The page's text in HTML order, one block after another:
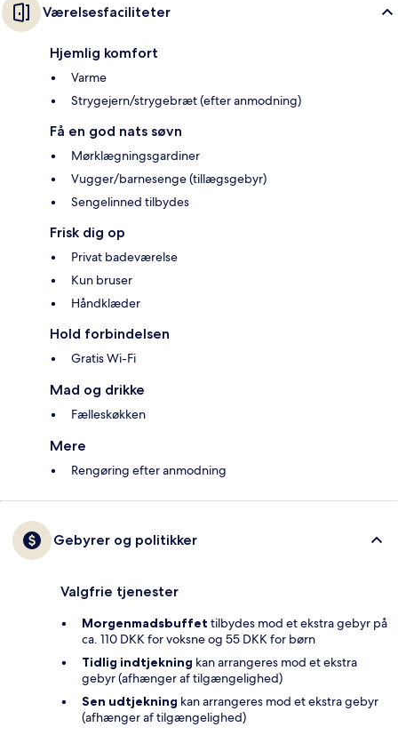
Værelsesfaciliteter
Hjemlig komfort
Varme
Strygejern/strygebræt (efter anmodning)
Få en god nats søvn
Mørklægningsgardiner
Vugger/barnesenge (tillægsgebyr)
Sengelinned tilbydes
Frisk dig op
Privat badeværelse
Kun bruser
Håndklæder
Hold forbindelsen
Gratis Wi-Fi
Mad og drikke
Fælleskøkken
Mere
Rengøring efter anmodning
Gebyrer og politikker
Valgfrie tjenester
Morgenmadsbuffet tilbydes mod et ekstra gebyr på
ca. 110 DKK for voksne og 55 DKK for børn
Tidlig indtjekning kan arrangeres mod et ekstra
gebyr (afhænger af tilgængelighed)
Sen udtjekning kan arrangeres mod et ekstra gebyr
(afhænger af tilgængelighed)